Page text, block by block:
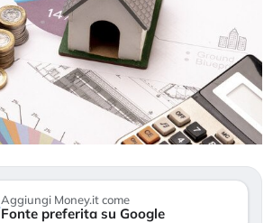
Aggiungi Money.it come
Fonte preferita su Google